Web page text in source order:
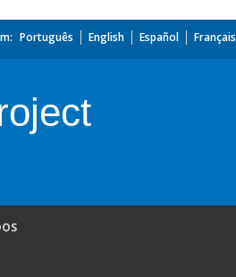
Português English Español Français